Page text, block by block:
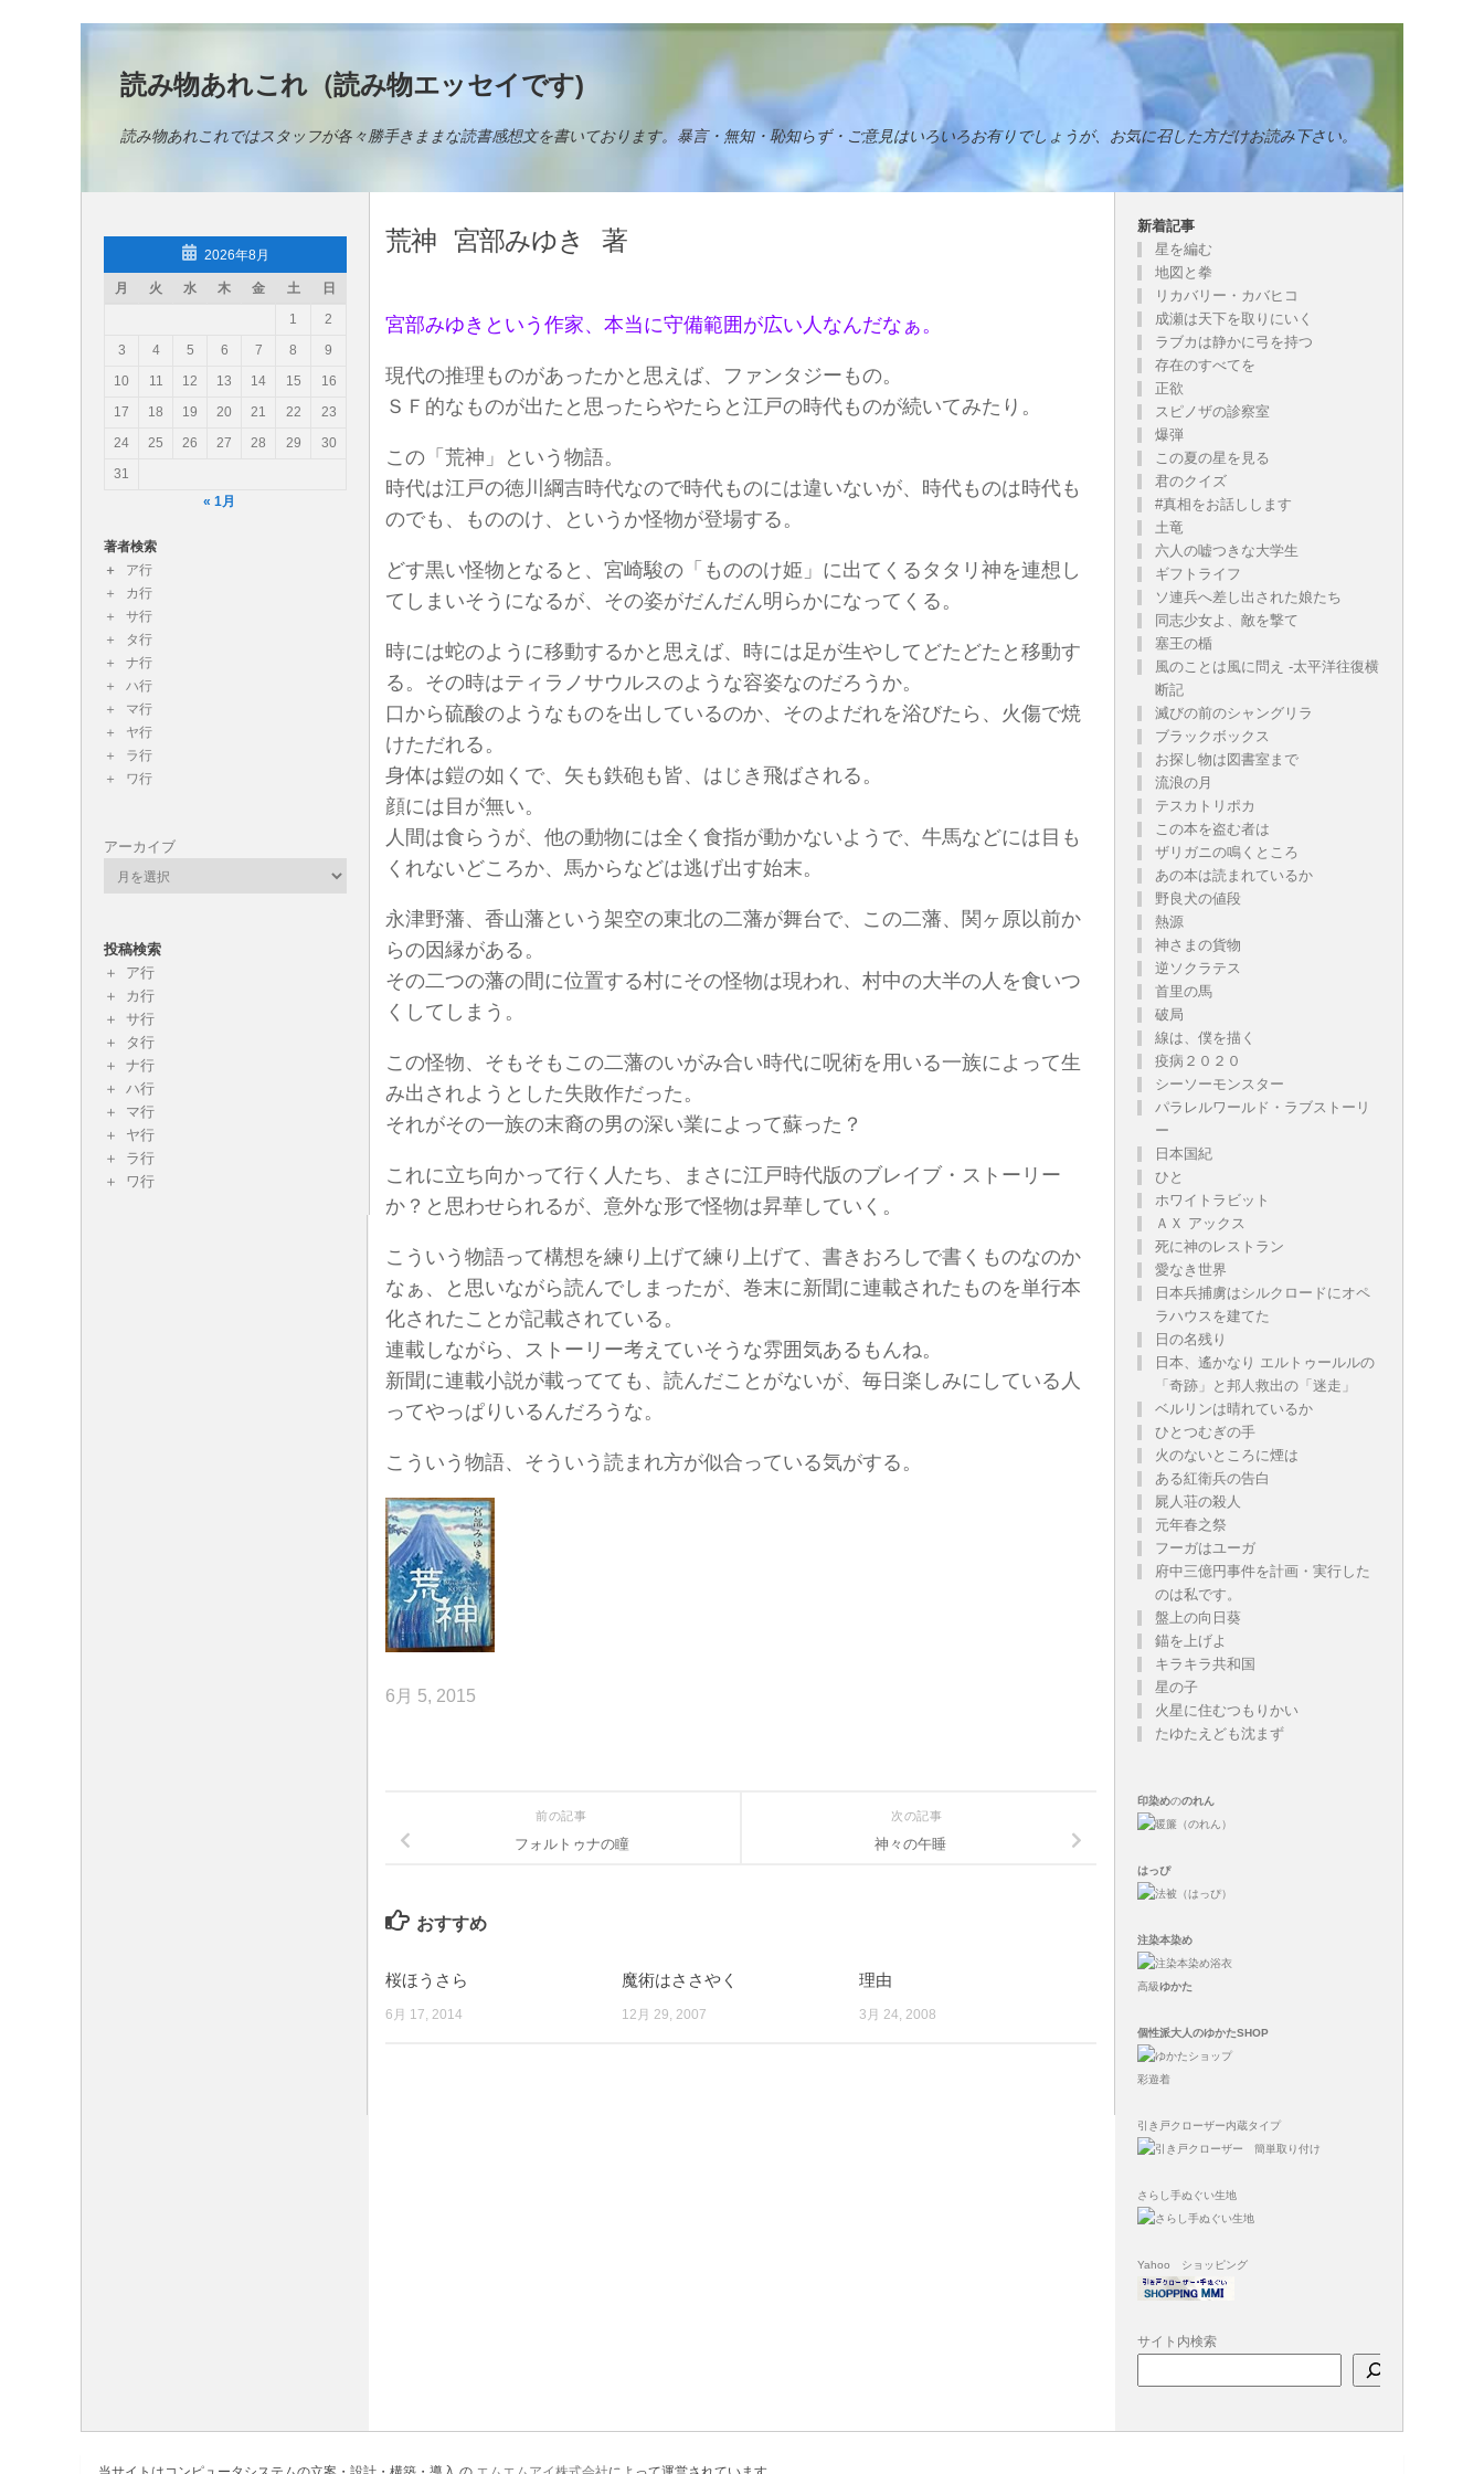
コンテンツへスキップ
読み物あれこれ（読み物エッセイです)
読み物あれこれではスタッフが各々勝手きままな読書感想文を書いております。暴言・無知・恥知らず・ご意見はいろいろお有りでしょうが、お気に召した方だけお読み下さい。
荒神 宮部みゆき 著
宮部みゆきという作家、本当に守備範囲が広い人なんだなぁ。
現代の推理ものがあったかと思えば、ファンタジーもの。
ＳＦ的なものが出たと思ったらやたらと江戸の時代ものが続いてみたり。
この「荒神」という物語。
時代は江戸の徳川綱吉時代なので時代ものには違いないが、時代ものは時代も
のでも、もののけ、というか怪物が登場する。
どす黒い怪物となると、宮崎駿の「もののけ姫」に出てくるタタリ神を連想し
てしまいそうになるが、その姿がだんだん明らかになってくる。
時には蛇のように移動するかと思えば、時には足が生やしてどたどたと移動す
る。その時はティラノサウルスのような容姿なのだろうか。
口から硫酸のようなものを出しているのか、そのよだれを浴びたら、火傷で焼
けただれる。
身体は鎧の如くで、矢も鉄砲も皆、はじき飛ばされる。
顔には目が無い。
人間は食らうが、他の動物には全く食指が動かないようで、牛馬などには目も
くれないどころか、馬からなどは逃げ出す始末。
永津野藩、香山藩という架空の東北の二藩が舞台で、この二藩、関ヶ原以前か
らの因縁がある。
その二つの藩の間に位置する村にその怪物は現われ、村中の大半の人を食いつ
くしてしまう。
この怪物、そもそもこの二藩のいがみ合い時代に呪術を用いる一族によって生
み出されようとした失敗作だった。
それがその一族の末裔の男の深い業によって蘇った？
これに立ち向かって行く人たち、まさに江戸時代版のブレイブ・ストーリー
か？と思わせられるが、意外な形で怪物は昇華していく。
こういう物語って構想を練り上げて練り上げて、書きおろしで書くものなのか
なぁ、と思いながら読んでしまったが、巻末に新聞に連載されたものを単行本
化されたことが記載されている。
連載しながら、ストーリー考えていそうな雰囲気あるもんね。
新聞に連載小説が載ってても、読んだことがないが、毎日楽しみにしている人
ってやっぱりいるんだろうな。
こういう物語、そういう読まれ方が似合っている気がする。
6月 5, 2015
次の記事
神々の午睡
前の記事
フォルトゥナの瞳
おすすめ
桜ほうさら
6月 17, 2014
魔術はささやく
12月 29, 2007
理由
3月 24, 2008
2026年8月
月 火 水 木 金 土
日
1
2
3
4 5 6 7 8
9
10
11 12 13 14 15
16
17
18 19 20 21 22
23
24
25 26 27 28 29
30
31
« 1月
著者検索
ア行
カ行
サ行
タ行
ナ行
ハ行
マ行
ヤ行
ラ行
ワ行
アーカイブ
投稿検索
ア行
カ行
サ行
タ行
ナ行
ハ行
マ行
ヤ行
ラ行
ワ行
新着記事
星を編む
地図と拳
リカバリー・カバヒコ
成瀬は天下を取りにいく
ラブカは静かに弓を持つ
存在のすべてを
正欲
スピノザの診察室
爆弾
この夏の星を見る
君のクイズ
#真相をお話しします
土竜
六人の嘘つきな大学生
ギフトライフ
ソ連兵へ差し出された娘たち
同志少女よ、敵を撃て
塞王の楯
風のことは風に問え -太平洋往復横
断記
滅びの前のシャングリラ
ブラックボックス
お探し物は図書室まで
流浪の月
テスカトリポカ
この本を盗む者は
ザリガニの鳴くところ
あの本は読まれているか
野良犬の値段
熱源
神さまの貨物
逆ソクラテス
首里の馬
破局
線は、僕を描く
疫病２０２０
シーソーモンスター
パラレルワールド・ラブストーリ
ー
日本国紀
ひと
ホワイトラビット
ＡＸ アックス
死に神のレストラン
愛なき世界
日本兵捕虜はシルクロードにオペ
ラハウスを建てた
日の名残り
日本、遙かなり エルトゥールルの
「奇跡」と邦人救出の「迷走」
ベルリンは晴れているか
ひとつむぎの手
火のないところに煙は
ある紅衛兵の告白
屍人荘の殺人
元年春之祭
フーガはユーガ
府中三億円事件を計画・実行した
のは私です。
盤上の向日葵
錨を上げよ
キラキラ共和国
星の子
火星に住むつもりかい
たゆたえども沈まず
印染めののれん
はっぴ
注染本染め
高級ゆかた
個性派大人のゆかたSHOP
彩遊着
引き戸クローザー内蔵タイプ
さらし手ぬぐい生地
Yahoo ショッピング
サイト内検索